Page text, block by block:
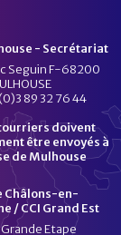
- Secrétariat
Seguin F-68200
89 32 76 44
doivent
être envoyés à
de Mulhouse
Châlons-en-
/ CCI Grand Est
Etape